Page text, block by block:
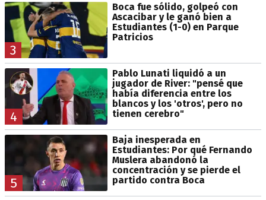
3
Boca fue sólido, golpeó con
Ascacibar y le ganó bien a
Estudiantes (1-0) en Parque
Patricios
4
Pablo Lunati liquidó a un
jugador de River: "pensé que
había diferencia entre los
blancos y los 'otros', pero no
tienen cerebro"
5
Baja inesperada en
Estudiantes: Por qué Fernando
Muslera abandonó la
concentración y se pierde el
partido contra Boca